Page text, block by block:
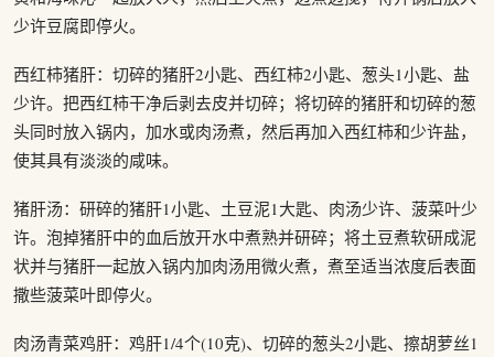
少许豆腐即停火。
西红柿猪肝：切碎的猪肝2小匙、西红柿2小匙、葱头1小匙、盐
少许。把西红柿干净后剥去皮并切碎；将切碎的猪肝和切碎的葱
头同时放入锅内，加水或肉汤煮，然后再加入西红柿和少许盐，
使其具有淡淡的咸味。
猪肝汤：研碎的猪肝1小匙、土豆泥1大匙、肉汤少许、菠菜叶少
许。泡掉猪肝中的血后放开水中煮熟并研碎；将土豆煮软研成泥
状并与猪肝一起放入锅内加肉汤用微火煮，煮至适当浓度后表面
撒些菠菜叶即停火。
肉汤青菜鸡肝：鸡肝1/4个(10克)、切碎的葱头2小匙、擦胡萝丝1